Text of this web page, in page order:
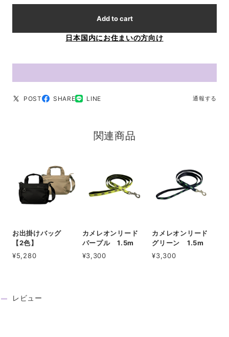
Add to cart
日本国内にお住まいの方向け
POST SHARE LINE 通報する
関連商品
お出掛けバッグ
【2色】
¥5,280
カメレオンリード
パープル 1.5m
¥3,300
カメレオンリード
グリーン 1.5m
¥3,300
レビュー